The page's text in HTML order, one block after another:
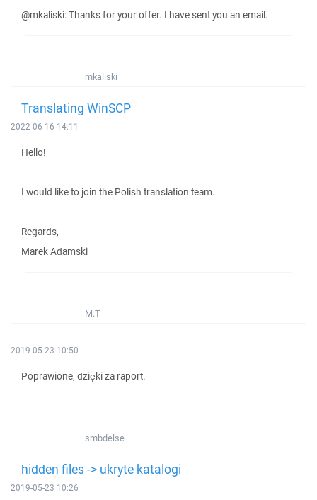
@mkaliski: Thanks for your offer. I have sent you an email.
mkaliski
Translating WinSCP
2022-06-16 14:11
Hello!
I would like to join the Polish translation team.
Regards,
Marek Adamski
M.T
2019-05-23 10:50
Poprawione, dzięki za raport.
smbdelse
hidden files -> ukryte katalogi
2019-05-23 10:26